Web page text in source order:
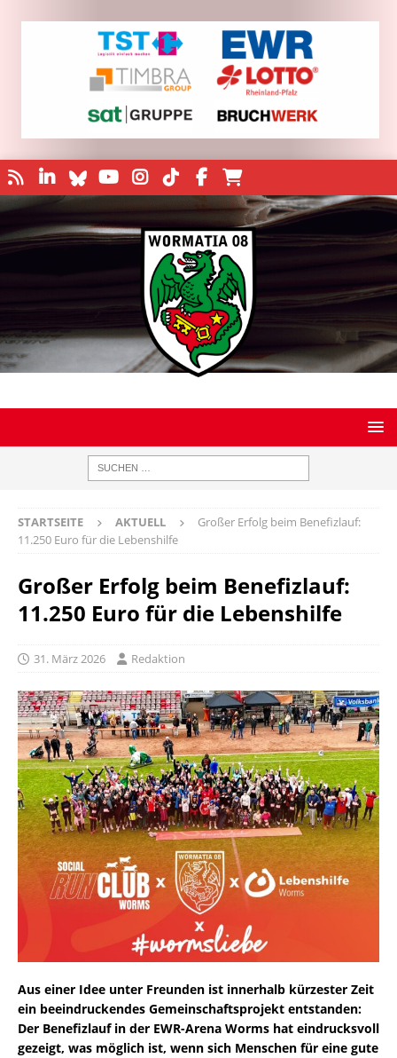
STARTSEITE AKTUELL
Großer Erfolg beim Benefizlauf:
11.250 Euro für die Lebenshilfe
Großer Erfolg beim Benefizlauf:
11.250 Euro für die Lebenshilfe
31. März 2026 Redaktion
Aus einer Idee unter Freunden ist innerhalb kürzester Zeit
ein beeindruckendes Gemeinschaftsprojekt entstanden:
Der Benefizlauf in der EWR-Arena Worms hat eindrucksvoll
gezeigt, was möglich ist, wenn sich Menschen für eine gute